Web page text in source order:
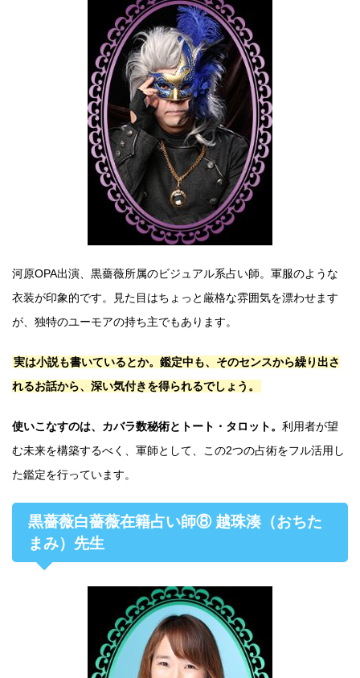
河原OPA出演、黒薔薇所属のビジュアル系占い師。軍服のような
衣装が印象的です。見た目はちょっと厳格な雰囲気を漂わせます
が、独特のユーモアの持ち主でもあります。
実は小説も書いているとか。鑑定中も、そのセンスから繰り出さ
れるお話から、深い気付きを得られるでしょう。
使いこなすのは、カバラ数秘術とトート・タロット。 利用者が望
む未来を構築するべく、軍師として、この2つの占術をフル活用し
た鑑定を行っています。
黒薔薇白薔薇在籍占い師⑧ 越珠湊（おちた
まみ）先生